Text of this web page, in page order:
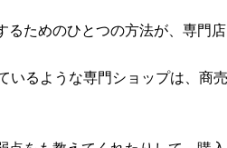
ためのひとつの方法が、専門店
るような専門ショップは、商